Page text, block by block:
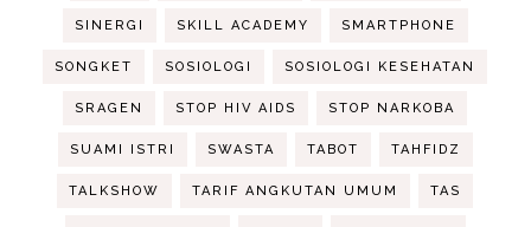
SINERGI SKILL ACADEMY SMARTPHONE
SONGKET SOSIOLOGI SOSIOLOGI KESEHATAN
SRAGEN STOP HIV AIDS STOP NARKOBA
SUAMI ISTRI SWASTA TABOT TAHFIDZ
TALKSHOW TARIF ANGKUTAN UMUM TAS